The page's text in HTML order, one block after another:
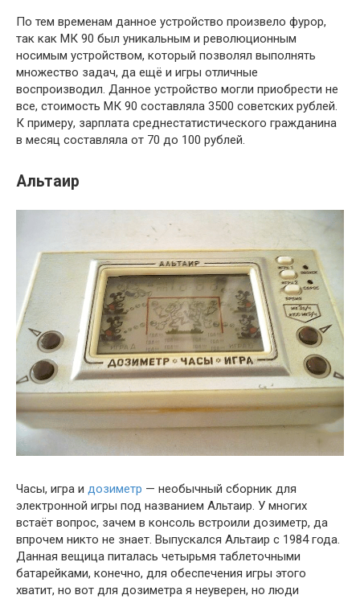
По тем временам данное устройство произвело фурор,
так как МК 90 был уникальным и революционным
носимым устройством, который позволял выполнять
множество задач, да ещё и игры отличные
воспроизводил. Данное устройство могли приобрести не
все, стоимость МК 90 составляла 3500 советских рублей.
К примеру, зарплата среднестатистического гражданина
в месяц составляла от 70 до 100 рублей.
Альтаир
Часы, игра и дозиметр — необычный сборник для
электронной игры под названием Альтаир. У многих
встаёт вопрос, зачем в консоль встроили дозиметр, да
впрочем никто не знает. Выпускался Альтаир с 1984 года.
Данная вещица питалась четырьмя таблеточными
батарейками, конечно, для обеспечения игры этого
хватит, но вот для дозиметра я неуверен, но люди